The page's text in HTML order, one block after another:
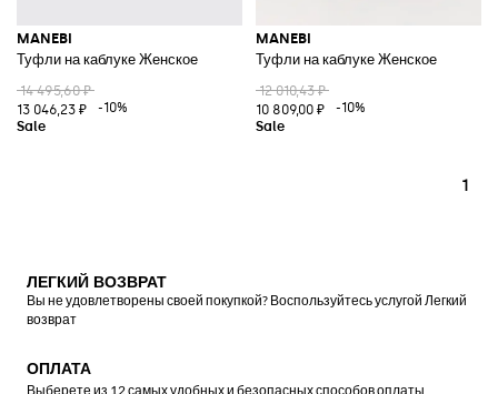
MANEBI
Туфли на каблуке Женское
14 495,60 ₽
13 046,23 ₽
-10%
MANEBI
Туфли на каблуке Женское
12 010,43 ₽
10 809,00 ₽
-10%
1
ЛЕГКИЙ ВОЗВРАТ
Вы не удовлетворены своей покупкой? Воспользуйтесь услугой Легкий
возврат
ОПЛАТА
Выберете из 12 самых удобных и безопасных способов оплаты